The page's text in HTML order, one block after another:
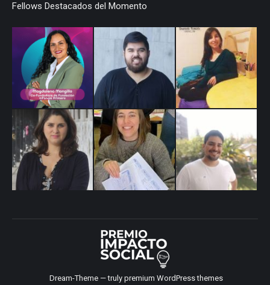
Fellows Destacados del Momento
Dream-Theme — truly premium WordPress themes